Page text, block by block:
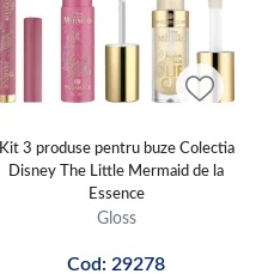
Kit 3 produse pentru buze Colectia
Disney The Little Mermaid de la
Essence
Gloss
Cod: 29278